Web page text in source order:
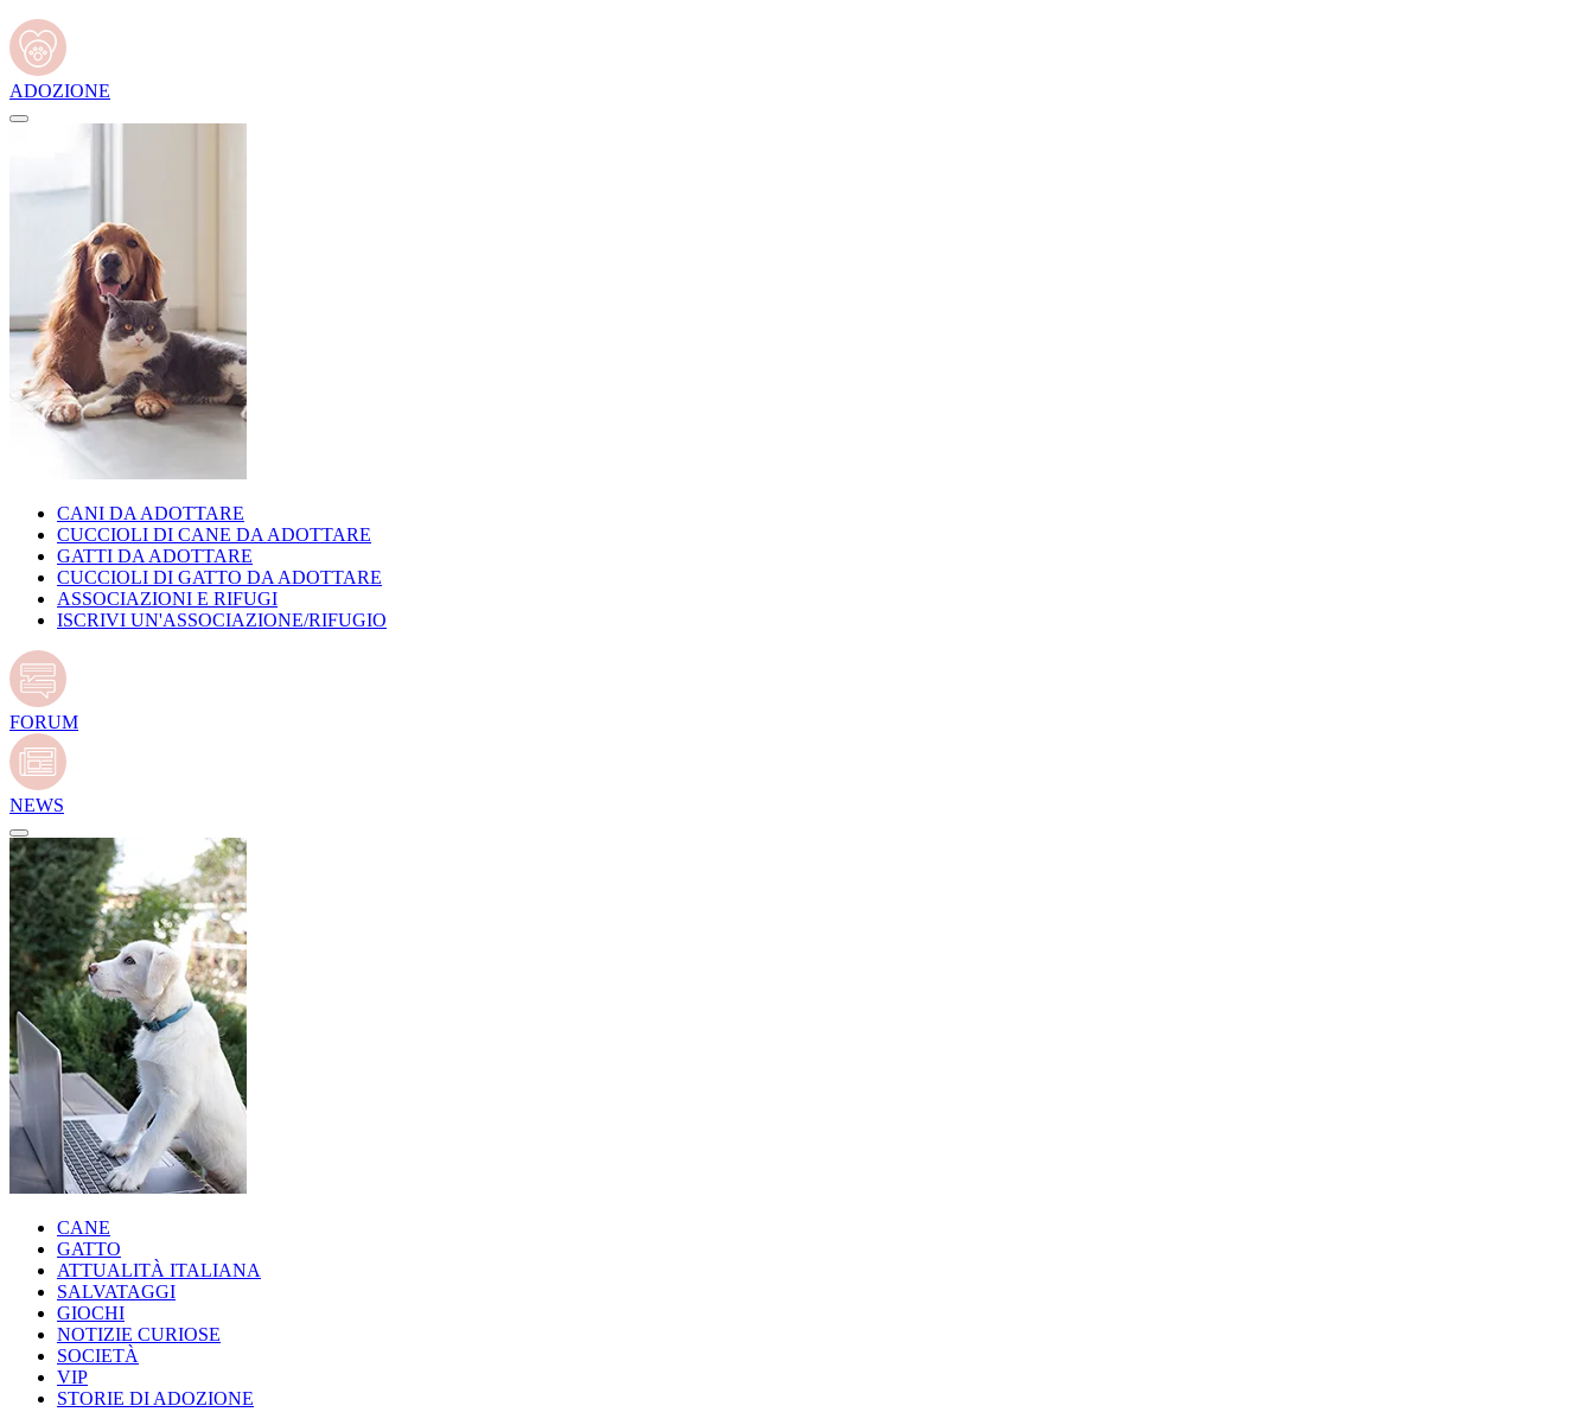
ADOZIONE
CANI DA ADOTTARE
CUCCIOLI DI CANE DA ADOTTARE
GATTI DA ADOTTARE
CUCCIOLI DI GATTO DA ADOTTARE
ASSOCIAZIONI E RIFUGI
ISCRIVI UN'ASSOCIAZIONE/RIFUGIO
FORUM
NEWS
CANE
GATTO
ATTUALITÀ ITALIANA
SALVATAGGI
GIOCHI
NOTIZIE CURIOSE
SOCIETÀ
VIP
STORIE DI ADOZIONE